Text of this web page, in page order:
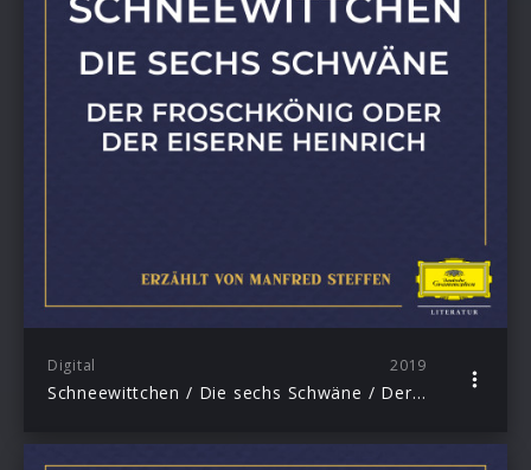
Digital 2019
Schneewittchen / Die sechs Schwäne / Der Froschkönig oder der eiserne Heinrich